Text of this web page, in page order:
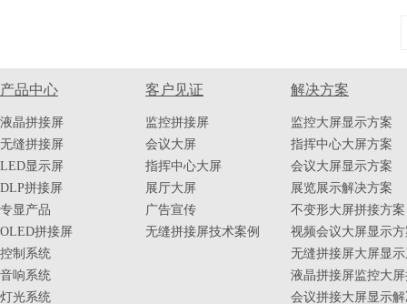
产品中心
液晶拼接屏
无缝拼接屏
LED显示屏
DLP拼接屏
专显产品
OLED拼接屏
控制系统
音响系统
灯光系统
客户见证
监控拼接屏
会议大屏
指挥中心大屏
展厅大屏
广告宣传
无缝拼接屏技术案例
解决方案
监控大屏显示方案
指挥中心大屏方案
会议大屏显示方案
展览展示解决方案
不变形大屏拼接方案
视频会议大屏显示
无缝拼接屏大屏显
液晶拼接屏监控大
会议拼接大屏显示